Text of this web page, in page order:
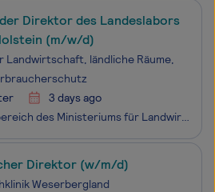
Direktor des Landeslabors
(m/w/d)
Landwirtschaft, ländliche Räume,
3 days ago
Im Geschäftsbereich des Ministeriums für Landwirtschaft, ländliche Räume, Europa und Verbraucherschutz (MLLEV) des Landes Schleswig-Holstein ist zum nächstmöglichen Zeitpunkt beim Landeslabor Schleswig-Holstein in Neumünster die Stelle der/desDirektorin / Direktorsdes Landeslabors Schleswig-Holstein
Direktor (w/m/d)
Weserbergland